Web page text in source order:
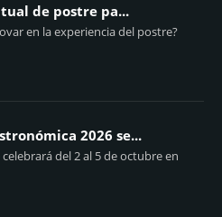
de postre pa...
en la experiencia del postre?
2026 se...
celebrará del 2 al 5 de octubre en